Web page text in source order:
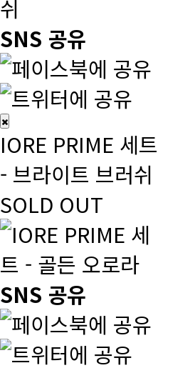
SNS 공유
IORE PRIME 세트
- 브라이트 브러쉬
SOLD OUT
SNS 공유